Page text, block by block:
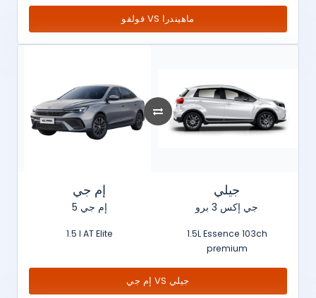
فولفو VS ماهيندرا
إم جي
إم جي 5
1.5 l AT Elite
جيلي
جي إكس 3 برو
1.5L Essence 103ch
premium
إم جي VS جيلي